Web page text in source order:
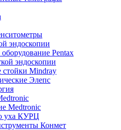
эндоскопии
Pentax
эндоскопии
стойки Mindray
Элепс
Medtronic
уха КУРЦ
Конмет